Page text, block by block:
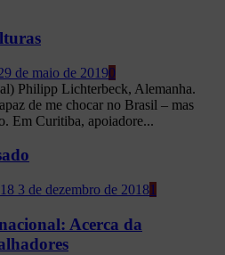
de maio de 20190
Philipp Lichterbeck, Alemanha.
de me chocar no Brasil – mas
Em Curitiba, apoiadore...
3 de dezembro de 20181
Acerca da